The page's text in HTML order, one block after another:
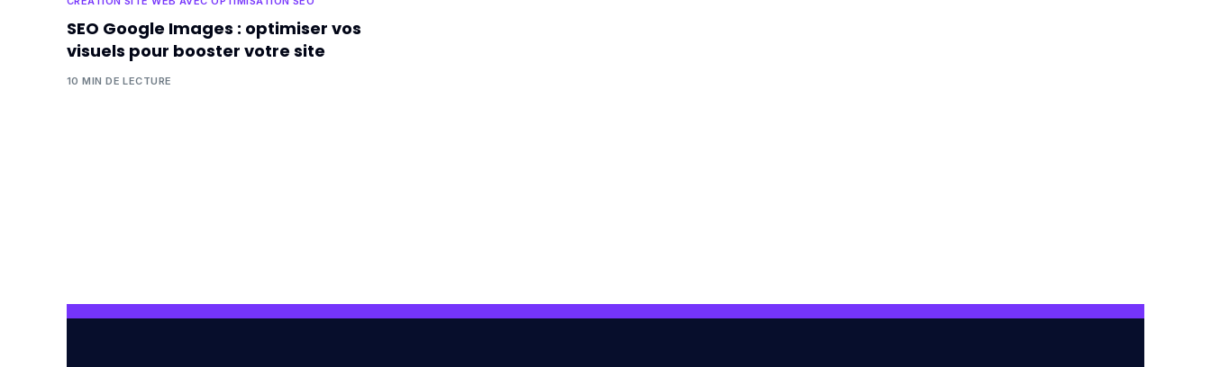
SEO Google Images : optimiser vos
visuels pour booster votre site
10 MIN DE LECTURE